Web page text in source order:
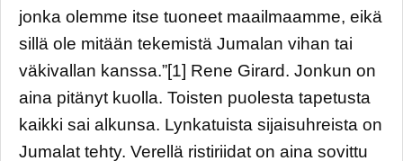
jonka olemme itse tuoneet maailmaamme, eikä
sillä ole mitään tekemistä Jumalan vihan tai
väkivallan kanssa.”[1] Rene Girard. Jonkun on
aina pitänyt kuolla. Toisten puolesta tapetusta
kaikki sai alkunsa. Lynkatuista sijaisuhreista on
Jumalat tehty. Verellä ristiriidat on aina sovittu